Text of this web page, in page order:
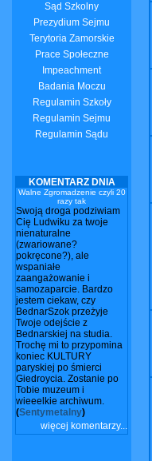
Sąd Szkolny
Prezydium Sejmu
Terytoria Zamorskie
Prace Społeczne
Impeachment
Badania Moczu
Regulamin Szkoły
Regulamin Sejmu
Regulamin Sądu
KOMENTARZ DNIA
Walne Zgromadzenie czyli 20
razy tak
Swoją droga podziwiam
Cię Ludwiku za twoje
nienaturalne
(zwariowane?
pokręcone?), ale
wspaniałe
zaangażowanie i
samozaparcie. Bardzo
jestem ciekaw, czy
BednarSzok przeżyje
Twoje odejście z
Bednarskiej na studia.
Trochę mi to przypomina
koniec KULTURY
paryskiej po śmierci
Giedroycia. Zostanie po
Tobie muzeum i
wieeelkie archiwum.
(Sentymetalny)
więcej komentarzy...